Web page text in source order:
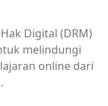
Digital (DRM)
melindungi
online dari